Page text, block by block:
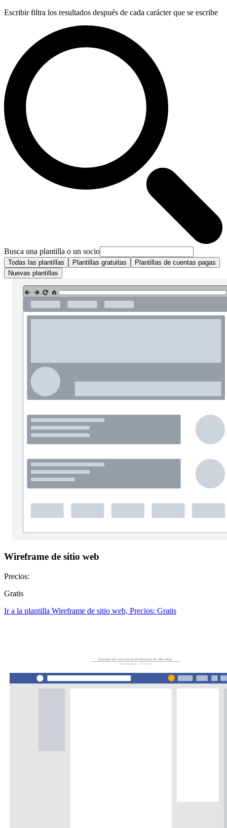
Escribir filtra los resultados después de cada carácter que se escribe
Busca una plantilla o un socio
Todas las plantillas Plantillas gratuitas
Plantillas de cuentas pagas
Nuevas plantillas
Wireframe de sitio web
Precios:
Gratis
Ir a la plantilla Wireframe de sitio web, Precios: Gratis